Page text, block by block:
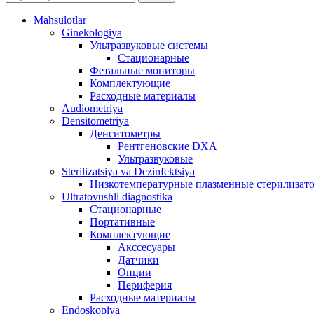
Mahsulotlar
Ginekologiya
Ультразвуковые системы
Стационарные
Фетальные мониторы
Комплектующие
Расходные материалы
Audiometriya
Densitometriya
Денситометры
Рентгеновские DXA
Ультразвуковые
Sterilizatsiya va Dezinfektsiya
Низкотемпературные плазменные
Ultratovushli diagnostika
Стационарные
Портативные
Комплектующие
Акссесуары
Датчики
Опции
Периферия
Расходные материалы
Endoskopiya